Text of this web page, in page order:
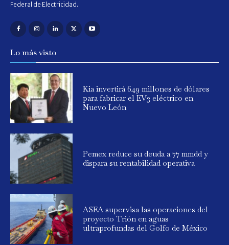
Federal de Electricidad.
Lo más visto
Kia invertirá 649 millones de dólares
para fabricar el EV3 eléctrico en
Nuevo León
Pemex reduce su deuda a 77 mmdd y
dispara su rentabilidad operativa
ASEA supervisa las operaciones del
proyecto Trión en aguas
ultraprofundas del Golfo de México